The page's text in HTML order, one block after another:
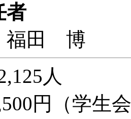
者
博
人
円（学生